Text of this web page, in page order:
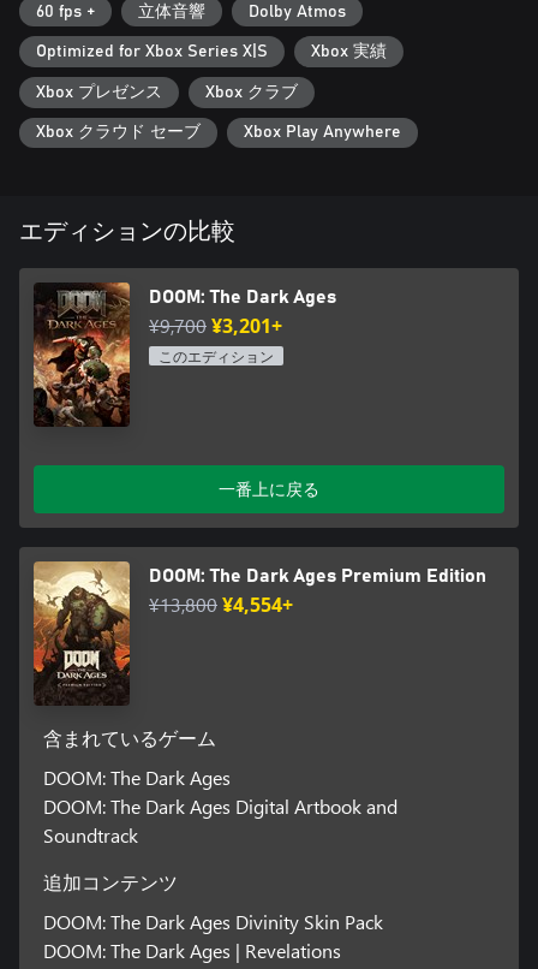
60 fps + 立体音響 Dolby Atmos
Optimized for Xbox Series X|S Xbox 実績
Xbox プレゼンス Xbox クラブ
Xbox クラウド セーブ Xbox Play Anywhere
エディションの比較
DOOM: The Dark Ages
¥9,700¥3,201+
このエディション
一番上に戻る
DOOM: The Dark Ages Premium Edition
¥13,800¥4,554+
含まれているゲーム
DOOM: The Dark Ages
DOOM: The Dark Ages Digital Artbook and
Soundtrack
追加コンテンツ
DOOM: The Dark Ages Divinity Skin Pack
DOOM: The Dark Ages | Revelations